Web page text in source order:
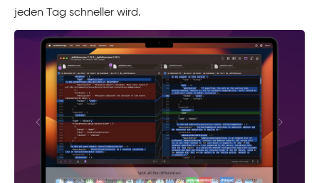
jeden Tag schneller wird.